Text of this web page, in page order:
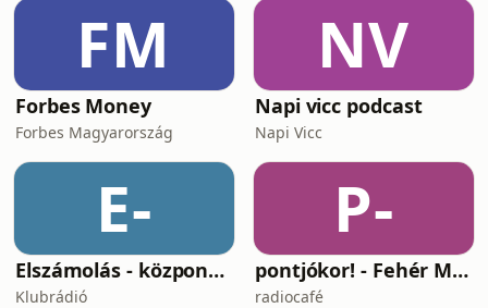
FM
Forbes Money
Forbes Magyarország
NV
Napi vicc podcast
Napi Vicc
E-
Elszámolás - központosítás, lojalitás és a függetlenség ára
Klubrádió
P-
pontjókor! - Fehér Mariannal
radiocafé